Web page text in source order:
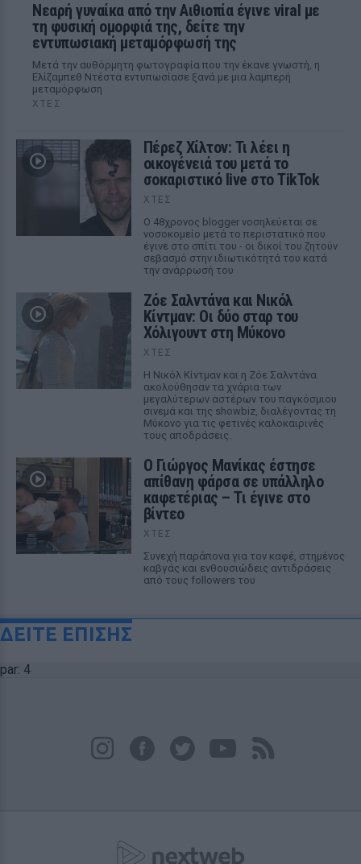
Νεαρή γυναίκα από την Αιθιοπία έγινε viral με
τη φυσική ομορφιά της, δείτε την
εντυπωσιακή μεταμόρφωσή της
Μετά την αυθόρμητη φωτογραφία που την έκανε γνωστή, η
Ελίζαμπεθ Ντέστα εντυπωσίασε ξανά με μια λαμπερή
μεταμόρφωση
ΧΤΕΣ
Πέρεζ Χίλτον: Τι λέει η
οικογένειά του μετά το
σοκαριστικό live στο TikTok
ΧΤΕΣ
Ο 48χρονος blogger νοσηλεύεται σε
νοσοκομείο μετά το περιστατικό που
έγινε στο σπίτι του - οι δικοί του ζητούν
σεβασμό στην ιδιωτικότητά του κατά
την ανάρρωσή του
Ζόε Σαλντάνα και Νικόλ
Κίντμαν: Οι δύο σταρ του
Χόλιγουντ στη Μύκονο
ΧΤΕΣ
Η Νικόλ Κίντμαν και η Ζόε Σαλντάνα
ακολούθησαν τα χνάρια των
μεγαλύτερων αστέρων του παγκόσμιου
σινεμά και της showbiz, διαλέγοντας τη
Μύκονο για τις φετινές καλοκαιρινές
τους αποδράσεις.
Ο Γιώργος Μανίκας έστησε
απίθανη φάρσα σε υπάλληλο
καφετέριας – Τι έγινε στο
βίντεο
ΧΤΕΣ
Συνεχή παράπονα για τον καφέ, στημένος
καβγάς και ενθουσιώδεις αντιδράσεις
από τους followers του
ΔΕΙΤΕ ΕΠΙΣΗΣ
par: 4